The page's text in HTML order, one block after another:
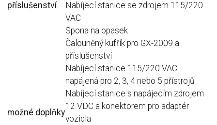
příslušenství
Nabíjecí stanice se zdrojem 115/220
VAC
možné doplňky
Spona na opasek
Čalouněný kufřík pro GX-2009 a
příslušenství
Nabíjecí stanice 115/220 VAC
napájená pro 2, 3, 4 nebo 5 přístrojů
Nabíjecí stanice s napájecím zdrojem
12 VDC a konektorem pro adaptér
vozidla